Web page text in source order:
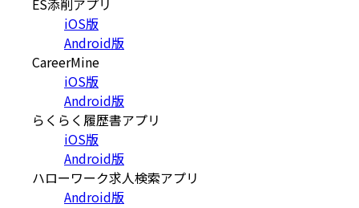
ES添削アプリ
iOS版
Android版
CareerMine
iOS版
Android版
らくらく履歴書アプリ
iOS版
Android版
ハローワーク求人検索アプリ
Android版